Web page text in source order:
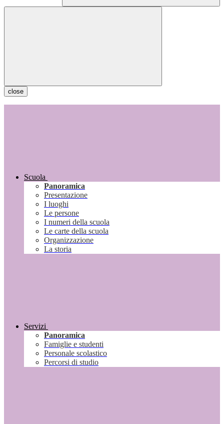
close
Scuola
Panoramica
Presentazione
I luoghi
Le persone
I numeri della scuola
Le carte della scuola
Organizzazione
La storia
Servizi
Panoramica
Famiglie e studenti
Personale scolastico
Percorsi di studio